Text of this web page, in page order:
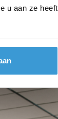
u aan ze heeft